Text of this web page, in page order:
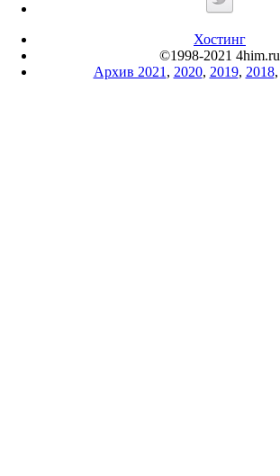
Хостинг
©1998-2021 4him.ru
Архив 2021 , 2020, 2019, 2018,